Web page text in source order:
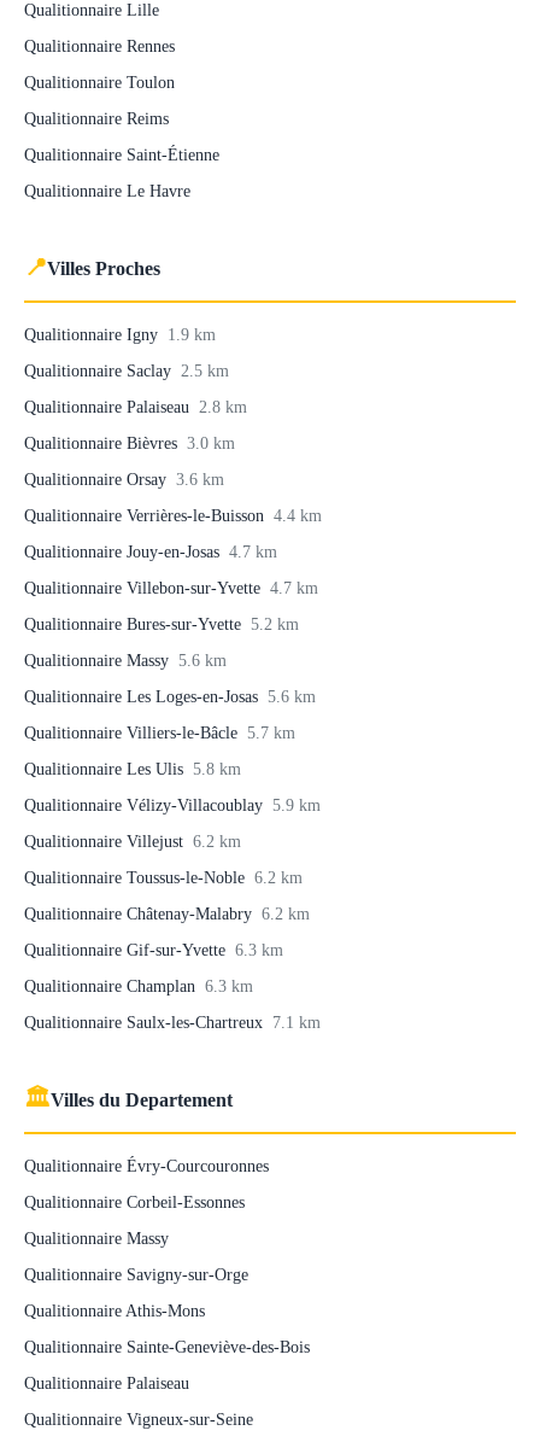
Qualitionnaire Lille
Qualitionnaire Rennes
Qualitionnaire Toulon
Qualitionnaire Reims
Qualitionnaire Saint-Étienne
Qualitionnaire Le Havre
📍Villes Proches
Qualitionnaire Igny 1.9 km
Qualitionnaire Saclay 2.5 km
Qualitionnaire Palaiseau 2.8 km
Qualitionnaire Bièvres 3.0 km
Qualitionnaire Orsay 3.6 km
Qualitionnaire Verrières-le-Buisson 4.4 km
Qualitionnaire Jouy-en-Josas 4.7 km
Qualitionnaire Villebon-sur-Yvette 4.7 km
Qualitionnaire Bures-sur-Yvette 5.2 km
Qualitionnaire Massy 5.6 km
Qualitionnaire Les Loges-en-Josas 5.6 km
Qualitionnaire Villiers-le-Bâcle 5.7 km
Qualitionnaire Les Ulis 5.8 km
Qualitionnaire Vélizy-Villacoublay 5.9 km
Qualitionnaire Villejust 6.2 km
Qualitionnaire Toussus-le-Noble 6.2 km
Qualitionnaire Châtenay-Malabry 6.2 km
Qualitionnaire Gif-sur-Yvette 6.3 km
Qualitionnaire Champlan 6.3 km
Qualitionnaire Saulx-les-Chartreux 7.1 km
🏛Villes du Departement
Qualitionnaire Évry-Courcouronnes
Qualitionnaire Corbeil-Essonnes
Qualitionnaire Massy
Qualitionnaire Savigny-sur-Orge
Qualitionnaire Athis-Mons
Qualitionnaire Sainte-Geneviève-des-Bois
Qualitionnaire Palaiseau
Qualitionnaire Vigneux-sur-Seine